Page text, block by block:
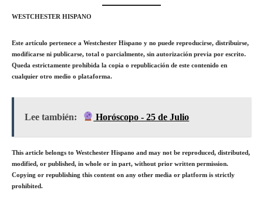
WESTCHESTER HISPANO
Este artículo pertenece a Westchester Hispano y no puede reproducirse, distribuirse,
modificarse ni publicarse, total o parcialmente, sin autorización previa por escrito.
Queda estrictamente prohibida la copia o republicación de este contenido en
cualquier otro medio o plataforma.
Lee también: Horóscopo - 25 de Julio
This article belongs to Westchester Hispano and may not be reproduced, distributed,
modified, or published, in whole or in part, without prior written permission.
Copying or republishing this content on any other media or platform is strictly
prohibited.